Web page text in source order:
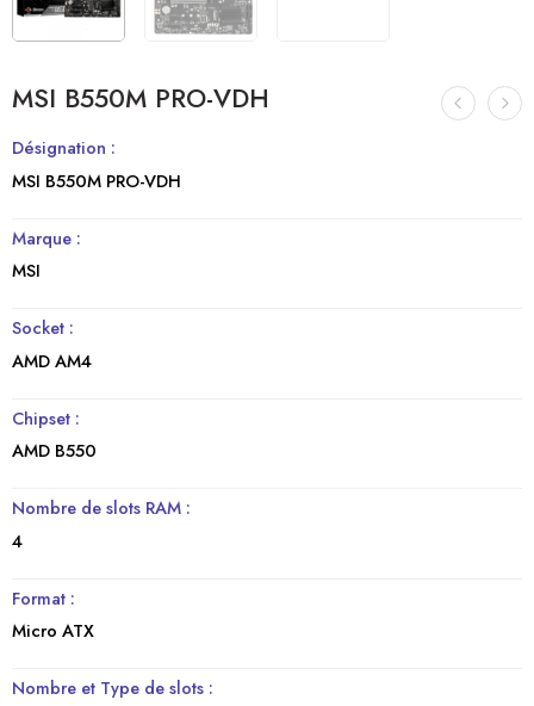
MSI B550M PRO-VDH
Désignation :
MSI B550M PRO-VDH
Marque :
MSI
Socket :
AMD AM4
Chipset :
AMD B550
Nombre de slots RAM :
4
Format :
Micro ATX
Nombre et Type de slots :